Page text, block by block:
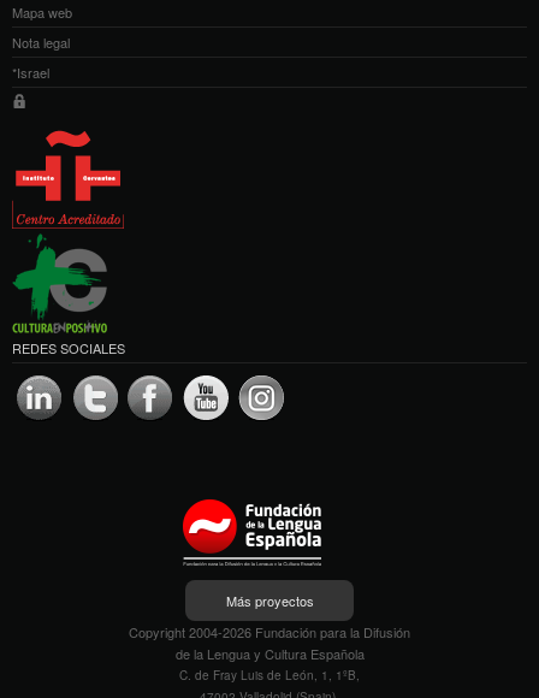
Mapa web
Nota legal
*Israel
REDES SOCIALES
Más proyectos
Copyright 2004-2026 Fundación para la Difusión
de la Lengua y Cultura Española
C. de Fray Luis de León, 1, 1ºB,